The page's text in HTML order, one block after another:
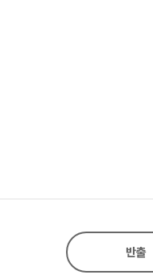
학생이 강의에서 실제로 어
화 관습, 대학 리포트의 개
, 질적 자료 수집과 분석을 수행하였다. 본 연구에서는 혼합 연구 방법 중에서도
로 진행되는 순차적 탐구
대상으로 질적 자료 수집
명을 선정하였다. 그리고 선정
여서는 교양 리포트와 전
부과되었으며 탐구하기 리
리포트의 경우에는 많이 부과되는 과제
반출